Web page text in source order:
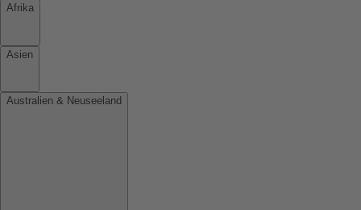
Afrika
Asien
Australien & Neuseeland